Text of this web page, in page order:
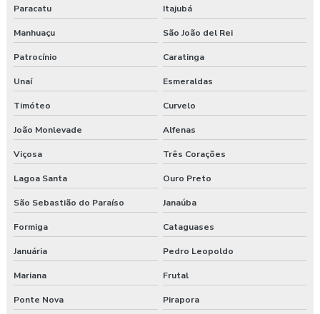
Laudo de ergonomia
Laudo ergonômico
Laudo ergonômico e análise ergonômica do trabalho
Laudo ergonômico cadeira
Laudo ergonômico do trabalho
Laudo ergonômico esocial
Laudo ergonômico de iluminação
Laudo ergonômico nr17
Paracatu Itajubá
Manhuaçu São João del Rei
Patrocínio Caratinga
Unaí Esmeraldas
Timóteo Curvelo
João Monlevade Alfenas
Viçosa Três Corações
Lagoa Santa Ouro Preto
São Sebastião do Paraíso Janaúba
Formiga Cataguases
Januária Pedro Leopoldo
Mariana Frutal
Ponte Nova Pirapora